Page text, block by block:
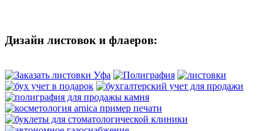
Дизайн листовок и флаеров: